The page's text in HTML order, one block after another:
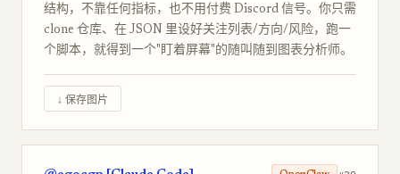
结构，不靠任何指标，也不用付费 Discord 信号。你只需
clone 仓库、在 JSON 里设好关注列表/方向/风险，跑一
个脚本，就得到一个"盯着屏幕"的随叫随到图表分析师。
↓ 保存图片